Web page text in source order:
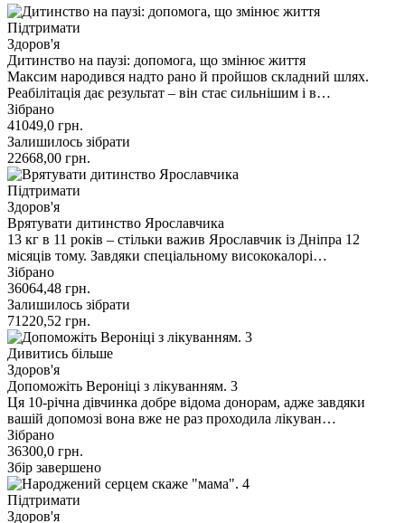
Підтримати
Здоров'я
Дитинство на паузі: допомога, що змінює життя
Максим народився надто рано й пройшов складний шлях.
Реабілітація дає результат – він стає сильнішим і в…
Зібрано
41049,0 грн.
Залишилось зібрати
22668,00 грн.
Підтримати
Здоров'я
Врятувати дитинство Ярославчика
13 кг в 11 років – стільки важив Ярославчик із Дніпра 12
місяців тому. Завдяки спеціальному висококалорі…
Зібрано
36064,48 грн.
Залишилось зібрати
71220,52 грн.
Дивитись більше
Здоров'я
Допоможіть Вероніці з лікуванням. 3
Ця 10-річна дівчинка добре відома донорам, адже завдяки
вашій допомозі вона вже не раз проходила лікуван…
Зібрано
36300,0 грн.
Збір завершено
Підтримати
Здоров'я